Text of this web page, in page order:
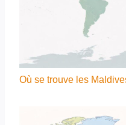
Où se trouve les